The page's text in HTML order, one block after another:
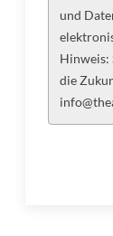
und
Hinweis:
die